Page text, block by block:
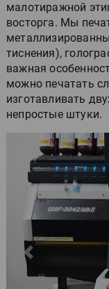
малотиражной
восторга. Мы
тиснения),
важная
можно печатать
изготавливать
непростые штуки.
Пред.